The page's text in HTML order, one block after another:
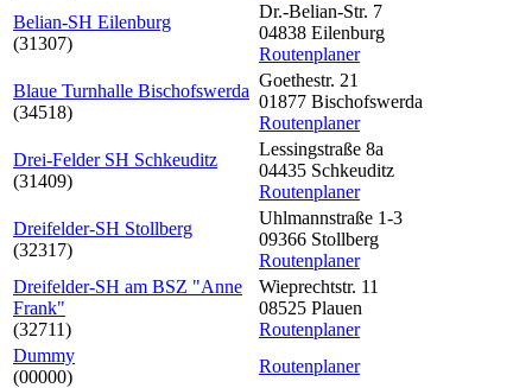
Belian-SH Eilenburg
(31307)
Dr.-Belian-Str. 7
04838 Eilenburg
Routenplaner
Blaue Turnhalle Bischofswerda
(34518)
Goethestr. 21
01877 Bischofswerda
Routenplaner
Drei-Felder SH Schkeuditz
(31409)
Lessingstraße 8a
04435 Schkeuditz
Routenplaner
Dreifelder-SH Stollberg
(32317)
Uhlmannstraße 1-3
09366 Stollberg
Routenplaner
Dreifelder-SH am BSZ "Anne
Frank"
(32711)
Wieprechtstr. 11
08525 Plauen
Routenplaner
Dummy
(00000)
Routenplaner